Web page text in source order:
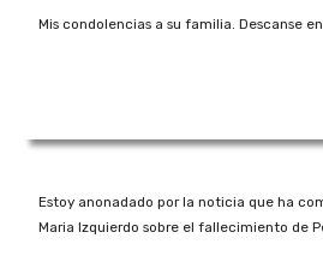
Mis condolencias a su familia. Descanse
Estoy anonadado por la noticia que ha
Maria Izquierdo sobre el fallecimiento de